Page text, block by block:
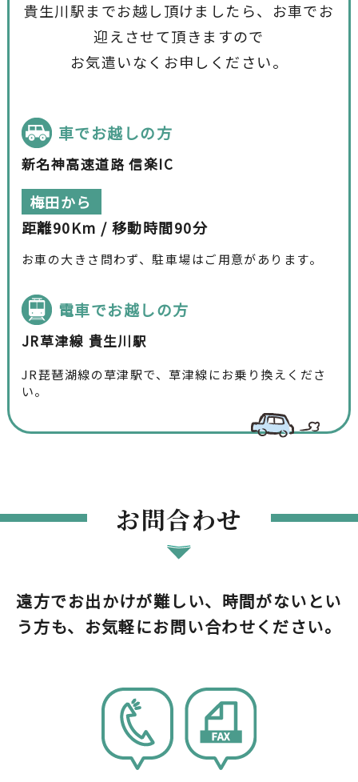
貴生川駅までお越し頂けましたら、お車でお
迎えさせて頂きますので
お気遣いなくお申しください。
車でお越しの方
新名神高速道路 信楽IC
梅田から
距離90Km / 移動時間90分
お車の大きさ問わず、駐車場はご用意があります。
電車でお越しの方
JR草津線 貴生川駅
JR琵琶湖線の草津駅で、草津線にお乗り換えくださ
い。
お問合わせ
遠方でお出かけが難しい、時間がないとい
う方も、お気軽にお問い合わせください。